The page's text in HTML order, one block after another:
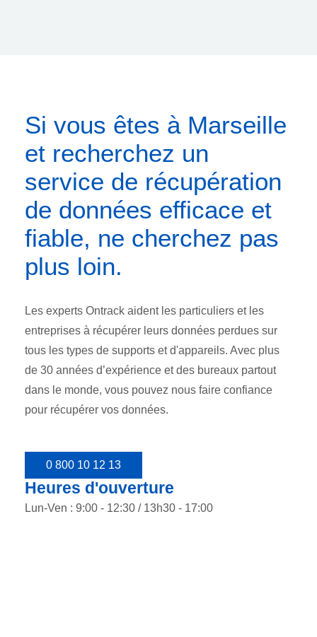
Si vous êtes à Marseille
et recherchez un
service de récupération
de données efficace et
fiable, ne cherchez pas
plus loin.
Les experts Ontrack aident les particuliers et les
entreprises à récupérer leurs données perdues sur
tous les types de supports et d'appareils. Avec plus
de 30 années d’expérience et des bureaux partout
dans le monde, vous pouvez nous faire confiance
pour récupérer vos données.
0 800 10 12 13
Heures d'ouverture
Lun-Ven : 9:00 - 12:30 / 13h30 - 17:00